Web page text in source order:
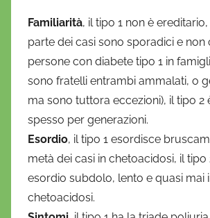
Familiarità, il tipo 1 non è
parte dei casi sono sporadici e non
persone con diabete tipo 1 in
sono fratelli entrambi ammalati, o
ma sono tuttora eccezioni), il tipo 2
spesso per generazioni.
Esordio, il tipo 1 esordisce
metà dei casi in chetoacidosi, il tipo
esordio subdolo, lento e quasi mai
chetoacidosi.